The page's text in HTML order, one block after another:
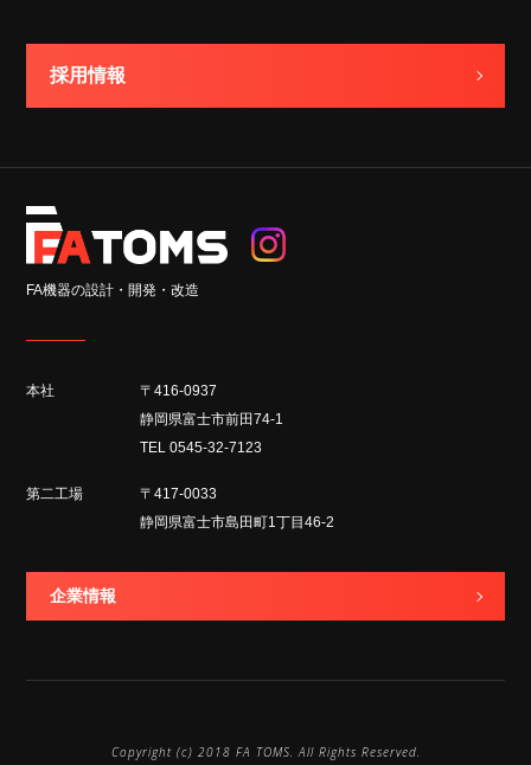
採用情報
FA機器の設計・開発・改造
本社
〒416-0937
静岡県富士市前田74-1
TEL 0545-32-7123
第二工場
〒417-0033
静岡県富士市島田町1丁目46-2
企業情報
Copyright (c) 2018 FA TOMS. All Rights Reserved.